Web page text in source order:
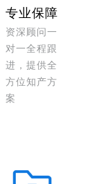
专业保障
资深顾问一
对一全程跟
进，提供全
方位知产方
案